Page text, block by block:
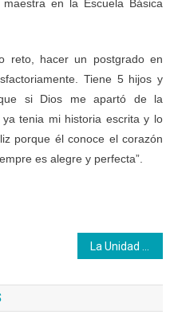
en la Escuela Básica
reto, hacer un postgrado en
Tiene 5 hijos y
que si Dios me apartó de la
tenia mi historia escrita y lo
porque él conoce el corazón
es alegre y perfecta”.